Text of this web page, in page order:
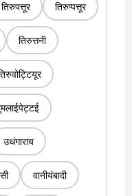
तिरुपत्तूर तिरुप्पत्तूर
तिरुत्तनी
उथंगाराय
वानीयंबादी